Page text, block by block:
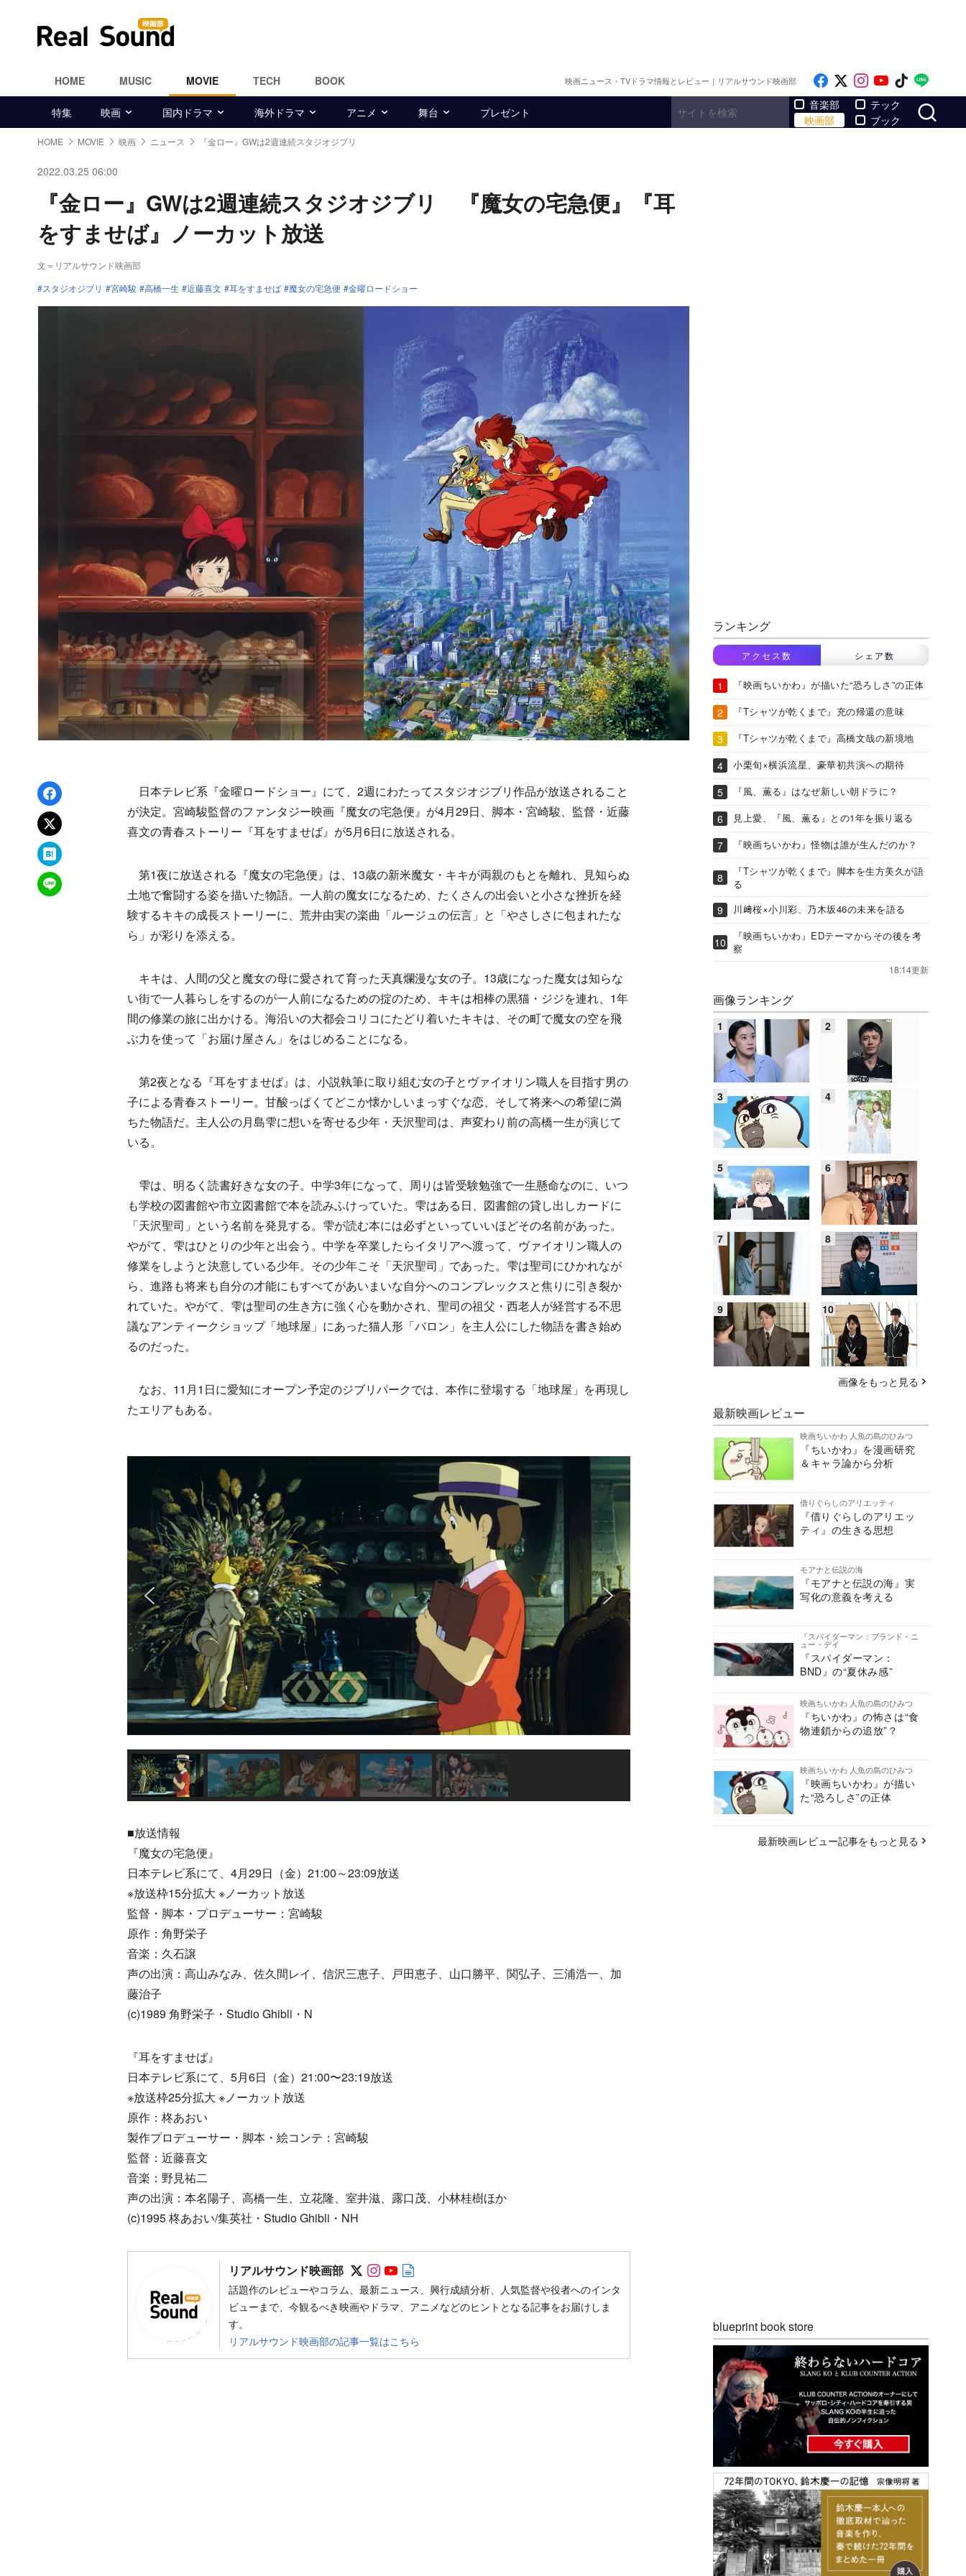
HOME MUSIC MOVIE TECH BOOK 映画ニュース・TVドラマ情報とレビュー｜リアルサウンド映画部 Like on Facebook
Follow on x
Follow on
Follow on
Follow
特集 映画 国内ドラマ 海外ドラマ アニメ 舞台 プレゼント
音楽部
映画部
テック
ブック
HOME MOVIE 映画 ニュース 『金ロー』GWは2週連続スタジオジブリ
2022.03.25 06:00
『金ロー』GWは2週連続スタジオジブリ 『魔女の宅急便』『耳
をすませば』ノーカット放送
文＝リアルサウンド映画部
スタジオジブリ
宮崎駿 高橋一生 近藤喜文 耳をすませば 魔女の宅急便 金曜ロードショー
Facebookでシェア
xでポスト
はてなブックマーク
LINEで送る
日本テレビ系『金曜ロードショー』にて、2週にわたってスタジオジブリ作品が放送されること
が決定。宮崎駿監督のファンタジー映画『魔女の宅急便』が4月29日、脚本・宮崎駿、監督・近藤
喜文の青春ストーリー『耳をすませば』が5月6日に放送される。
第1夜に放送される『魔女の宅急便』は、13歳の新米魔女・キキが両親のもとを離れ、見知らぬ
土地で奮闘する姿を描いた物語。一人前の魔女になるため、たくさんの出会いと小さな挫折を経
験するキキの成長ストーリーに、荒井由実の楽曲「ルージュの伝言」と「やさしさに包まれたな
ら」が彩りを添える。
キキは、人間の父と魔女の母に愛されて育った天真爛漫な女の子。13歳になった魔女は知らな
い街で一人暮らしをするのが一人前になるための掟のため、キキは相棒の黒猫・ジジを連れ、1年
間の修業の旅に出かける。海沿いの大都会コリコにたどり着いたキキは、その町で魔女の空を飛
ぶ力を使って「お届け屋さん」をはじめることになる。
第2夜となる『耳をすませば』は、小説執筆に取り組む女の子とヴァイオリン職人を目指す男の
子による青春ストーリー。甘酸っぱくてどこか懐かしいまっすぐな恋、そして将来への希望に満
ちた物語だ。主人公の月島雫に想いを寄せる少年・天沢聖司は、声変わり前の高橋一生が演じて
いる。
雫は、明るく読書好きな女の子。中学3年になって、周りは皆受験勉強で一生懸命なのに、いつ
も学校の図書館や市立図書館で本を読みふけっていた。雫はある日、図書館の貸し出しカードに
「天沢聖司」という名前を発見する。雫が読む本には必ずといっていいほどその名前があった。
やがて、雫はひとりの少年と出会う。中学を卒業したらイタリアへ渡って、ヴァイオリン職人の
修業をしようと決意している少年。その少年こそ「天沢聖司」であった。雫は聖司にひかれなが
ら、進路も将来も自分の才能にもすべてがあいまいな自分へのコンプレックスと焦りに引き裂か
れていた。やがて、雫は聖司の生き方に強く心を動かされ、聖司の祖父・西老人が経営する不思
議なアンティークショップ「地球屋」にあった猫人形「バロン」を主人公にした物語を書き始め
るのだった。
なお、11月1日に愛知にオープン予定のジブリパークでは、本作に登場する「地球屋」を再現し
たエリアもある。
■放送情報
『魔女の宅急便』
日本テレビ系にて、4月29日（金）21:00～23:09放送
※放送枠15分拡大 ※ノーカット放送
監督・脚本・プロデューサー：宮崎駿
原作：角野栄子
音楽：久石譲
声の出演：高山みなみ、佐久間レイ、信沢三恵子、戸田恵子、山口勝平、関弘子、三浦浩一、加
藤治子
(c)1989 角野栄子・Studio Ghibli・N
『耳をすませば』
日本テレビ系にて、5月6日（金）21:00〜23:19放送
※放送枠25分拡大 ※ノーカット放送
原作：柊あおい
製作プロデューサー・脚本・絵コンテ：宮崎駿
監督：近藤喜文
音楽：野見祐二
声の出演：本名陽子、高橋一生、立花隆、室井滋、露口茂、小林桂樹ほか
(c)1995 柊あおい/集英社・Studio Ghibli・NH
リアルサウンド映画部 Follow on SNS
Follow on SNS
Follow on SNS
話題作のレビューやコラム、最新ニュース、興行成績分析、人気監督や役者へのインタ
ビューまで、今観るべき映画やドラマ、アニメなどのヒントとなる記事をお届けしま
す。
リアルサウンド映画部の記事一覧はこちら
ランキング
アクセス数 シェア数
『映画ちいかわ』が描いた“恐ろしさ”の正体
『Tシャツが乾くまで』充の帰還の意味
『Tシャツが乾くまで』高橋文哉の新境地
小栗旬×横浜流星、豪華初共演への期待
『風、薫る』はなぜ新しい朝ドラに？
見上愛、『風、薫る』との1年を振り返る
『映画ちいかわ』怪物は誰が生んだのか？
『Tシャツが乾くまで』脚本を生方美久が語
る
川﨑桜×小川彩、乃木坂46の未来を語る
『映画ちいかわ』EDテーマからその後を考
察
18:14更新
画像ランキング
画像をもっと見る
最新映画レビュー
映画ちいかわ 人魚の島のひみつ
『ちいかわ』を漫画研究
＆キャラ論から分析
借りぐらしのアリエッティ
『借りぐらしのアリエッ
ティ』の生きる思想
モアナと伝説の海
『モアナと伝説の海』実
写化の意義を考える
『スパイダーマン：ブランド・ニ
ュー・デイ
『スパイダーマン：
BND』の“夏休み感”
映画ちいかわ 人魚の島のひみつ
『ちいかわ』の怖さは“食
物連鎖からの追放”？
映画ちいかわ 人魚の島のひみつ
『映画ちいかわ』が描い
た“恐ろしさ”の正体
最新映画レビュー記事をもっと見る
blueprint book store